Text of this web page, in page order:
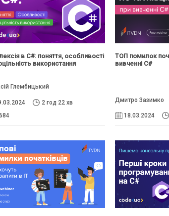
в C#: поняття, особливості
використання
Глембицький
2 год 22 хв
ТОП помилок
вивченні C#
Дмитро Зазимко
18.03.2024